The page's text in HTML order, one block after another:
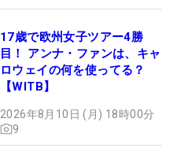
17歳で欧州女子ツアー4勝
目！ アンナ・ファンは、キャ
ロウェイの何を使ってる？
【WITB】
2026年8月10日 (月) 18時00分
9